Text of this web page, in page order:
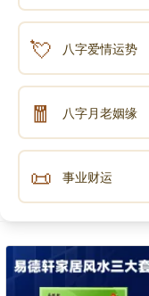
💘 八字爱情运势
🧧 八字月老姻缘
📜 事业财运